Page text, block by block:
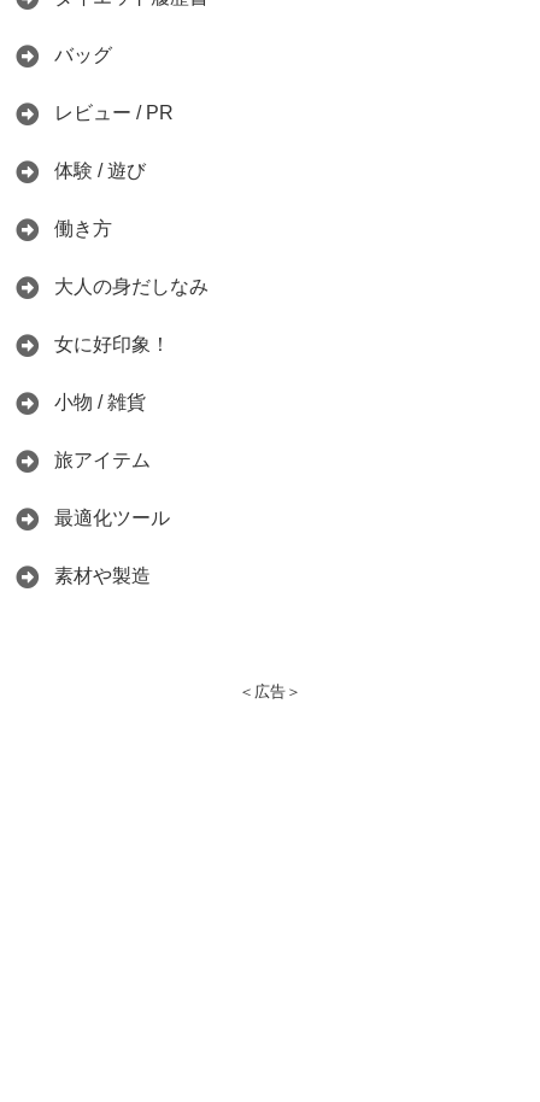
バッグ
レビュー / PR
体験 / 遊び
働き方
大人の身だしなみ
女に好印象！
小物 / 雑貨
旅アイテム
最適化ツール
素材や製造
＜広告＞